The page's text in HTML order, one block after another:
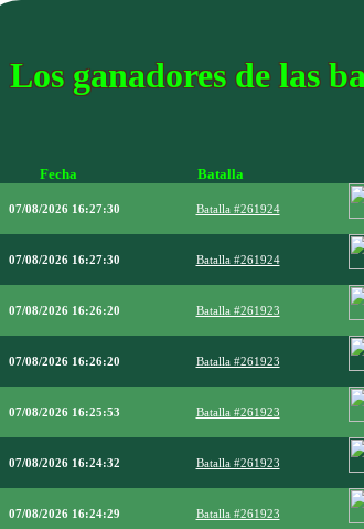
Los ganadores de las
Fecha Batalla
07/08/2026 16:27:30
Batalla #261924
07/08/2026 16:27:30
Batalla #261924
07/08/2026 16:26:20
Batalla #261923
07/08/2026 16:26:20
Batalla #261923
07/08/2026 16:25:53
Batalla #261923
07/08/2026 16:24:32
Batalla #261923
07/08/2026 16:24:29
Batalla #261923